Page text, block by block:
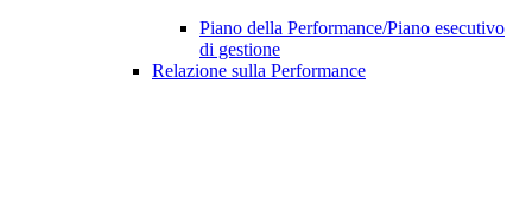
Piano della Performance/Piano esecutivo
di gestione
Relazione sulla Performance